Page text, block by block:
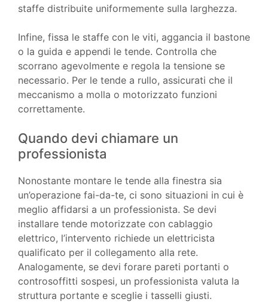
staffe distribuite uniformemente sulla larghezza.
Infine, fissa le staffe con le viti, aggancia il bastone
o la guida e appendi le tende. Controlla che
scorrano agevolmente e regola la tensione se
necessario. Per le tende a rullo, assicurati che il
meccanismo a molla o motorizzato funzioni
correttamente.
Quando devi chiamare un
professionista
Nonostante montare le tende alla finestra sia
un’operazione fai-da-te, ci sono situazioni in cui è
meglio affidarsi a un professionista. Se devi
installare tende motorizzate con cablaggio
elettrico, l’intervento richiede un elettricista
qualificato per il collegamento alla rete.
Analogamente, se devi forare pareti portanti o
controsoffitti sospesi, un professionista valuta la
struttura portante e sceglie i tasselli giusti.